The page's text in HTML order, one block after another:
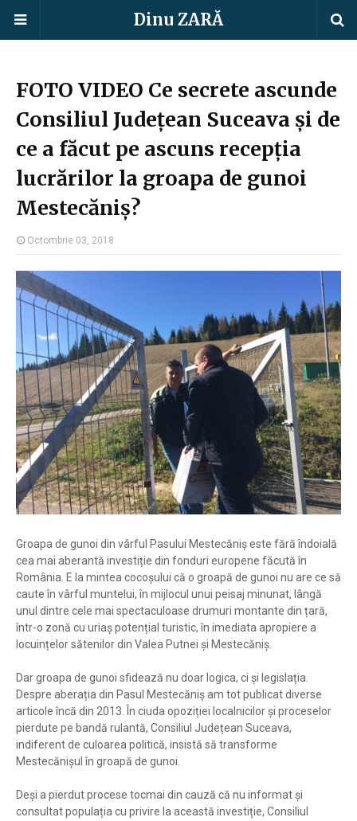
Dinu ZARĂ
FOTO VIDEO Ce secrete ascunde
Consiliul Județean Suceava și de
ce a făcut pe ascuns recepția
lucrărilor la groapa de gunoi
Mestecăniș?
Octombrie 03, 2018
Groapa de gunoi din vârful Pasului Mestecăniș este fără îndoială
cea mai aberantă investiție din fonduri europene făcută în
România. E la mintea cocoșului că o groapă de gunoi nu are ce să
caute în vârful muntelui, în mijlocul unui peisaj minunat, lângă
unul dintre cele mai spectaculoase drumuri montante din țară,
într-o zonă cu uriaș potențial turistic, în imediata apropiere a
locuințelor sătenilor din Valea Putnei și Mestecăniș.
Dar groapa de gunoi sfidează nu doar logica, ci și legislația.
Despre aberația din Pasul Mestecăniș am tot publicat diverse
articole încă din 2013. În ciuda opoziției localnicilor și proceselor
pierdute pe bandă rulantă, Consiliul Județean Suceava,
indiferent de culoarea politică, insistă să transforme
Mestecănișul în groapă de gunoi.
Deși a pierdut procese tocmai din cauză că nu informat și
consultat populația cu privire la această investiție, Consiliul